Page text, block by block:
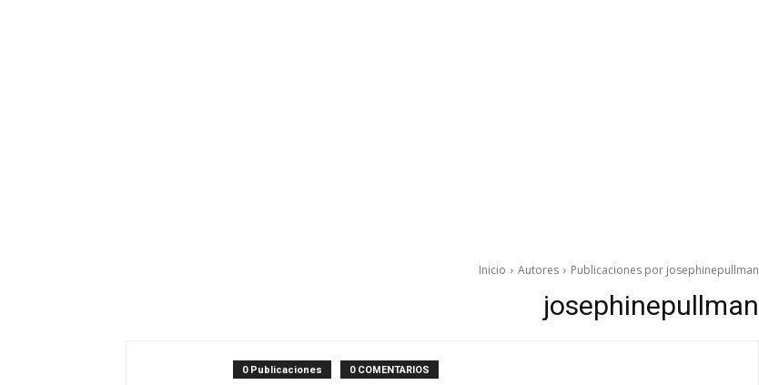
Inicio Autores Publicaciones por josephinepullman
josephinepullman
0 Publicaciones 0 COMENTARIOS